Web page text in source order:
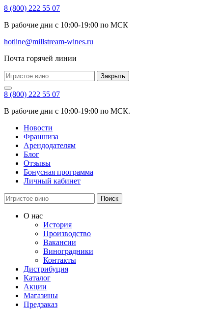
8 (800) 222 55 07
В рабочие дни с 10:00-19:00 по МСК
hotline@millstream-wines.ru
Почта горячей линии
Закрыть
8 (800) 222 55 07
В рабочие дни с 10:00-19:00 по МСК.
Новости
Франшиза
Арендодателям
Блог
Отзывы
Бонусная программа
Личный кабинет
Поиск
О нас
История
Производство
Вакансии
Виноградники
Контакты
Дистрибуция
Каталог
Акции
Магазины
Предзаказ